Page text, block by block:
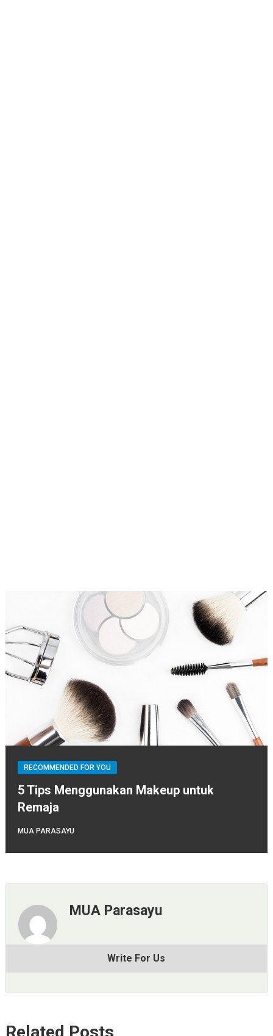
RECOMMENDED FOR YOU
5 Tips Menggunakan Makeup untuk
Remaja
MUA PARASAYU
MUA Parasayu
Write For Us